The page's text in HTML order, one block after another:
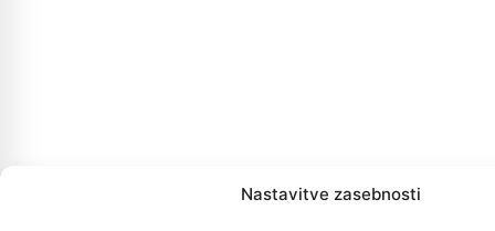
Nastavitve zasebnosti